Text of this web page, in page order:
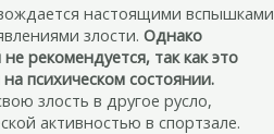
настоящими вспышками
злости. Однако
рекомендуется, так как это
психическом состоянии.
злость в другое русло,
активностью в спортзале.